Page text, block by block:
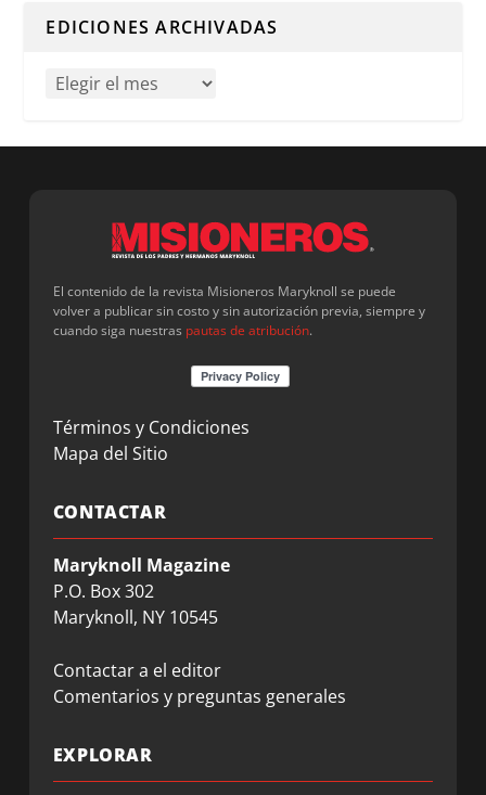
EDICIONES ARCHIVADAS
El contenido de la revista Misioneros Maryknoll se puede
volver a publicar sin costo y sin autorización previa, siempre y
cuando siga nuestras pautas de atribución.
Términos y Condiciones
Mapa del Sitio
CONTACTAR
Maryknoll Magazine
P.O. Box 302
Maryknoll, NY 10545
Contactar a el editor
Comentarios y preguntas generales
EXPLORAR